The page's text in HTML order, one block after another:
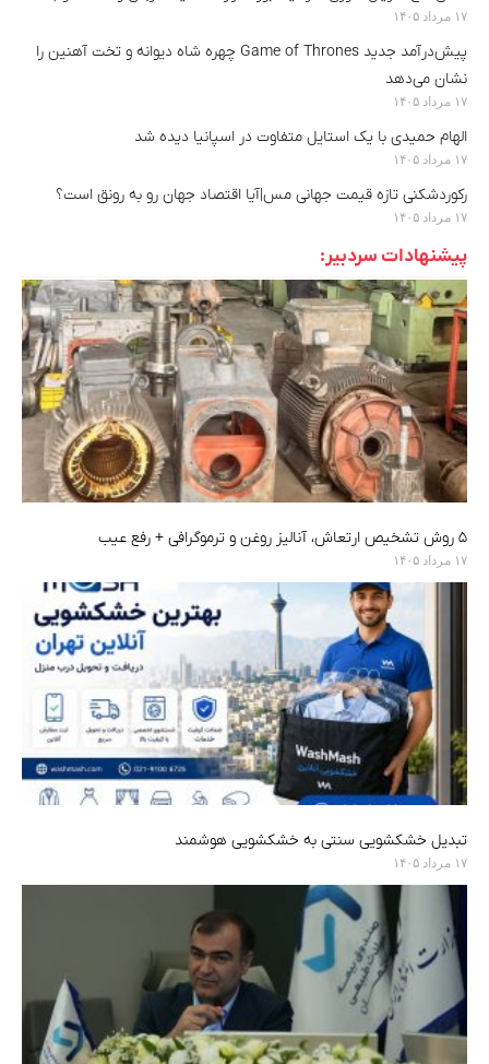
۱۷ مرداد ۱۴۰۵
پیش‌درآمد جدید Game of Thrones چهره شاه دیوانه و تخت آهنین را
نشان می‌دهد
۱۷ مرداد ۱۴۰۵
الهام حمیدی با یک استایل متفاوت در اسپانیا دیده شد
۱۷ مرداد ۱۴۰۵
رکوردشکنی تازه قیمت جهانی مس|آیا اقتصاد جهان رو به رونق است؟
۱۷ مرداد ۱۴۰۵
پیشنهادات سردبیر:
۵ روش تشخیص ارتعاش، آنالیز روغن و ترموگرافی + رفع عیب
۱۷ مرداد ۱۴۰۵
تبدیل خشکشویی سنتی به خشکشویی هوشمند
۱۷ مرداد ۱۴۰۵